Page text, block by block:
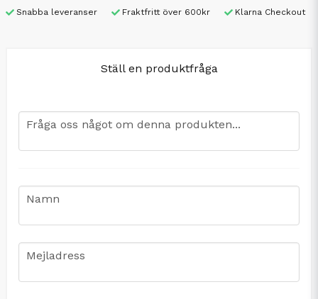
Snabba leveranser Fraktfritt över 600kr Klarna Checkout
Ställ en produktfråga
question
Fråga oss något om denna produkten...
name
Namn
email
Mejladress